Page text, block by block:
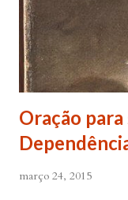
Oração
março 24, 2015